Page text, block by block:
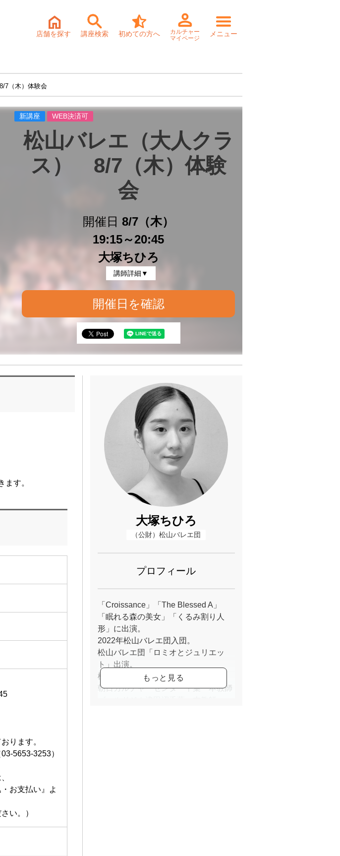
店舗を探す 講座検索 初めての方へ
カルチャー
マイページ
メニュー
7（木）体験会
新講座 WEB決済可
松山バレエ（大人クラ
ス）　8/7（木）体験
会
開催日 8/7（木）
19:15～20:45
大塚ちひろ
講師詳細▼
開催日を確認
す。
ります。
5653-3253）
お支払い』よ
い。）
大塚ちひろ
（公財）松山バレエ団
プロフィール
「Croissance」「The Blessed A」
「眠れる森の美女」「くるみ割り人
形」に出演。
2022年松山バレエ団入団。
松山バレエ団「ロミオとジュリエッ
ト」出演。
松山バレエ学校本校 助教師
朝日カルチャーセンター千葉 本教師